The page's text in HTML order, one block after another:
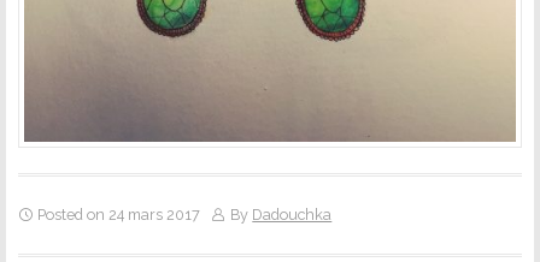
Posted on 24 mars 2017 By Dadouchka